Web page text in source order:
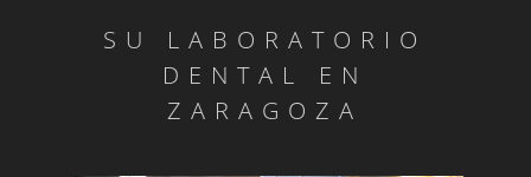
Dentadura sobre implantes
SU LABORATORIO
DENTAL EN
ZARAGOZA